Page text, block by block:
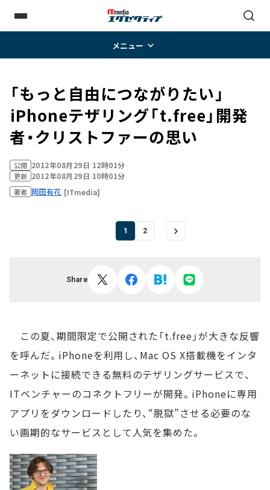
メニュー
「もっと自由につながりたい」
――iPhoneテザリング「t.free」開発
者・クリストファーの思い
公開 2012年08月29日 12時01分
更新 2012年08月29日 10時01分
著者 岡田有花 [ITmedia]
1 2
Share
この夏、期間限定で公開された「t.free」が大きな反響
を呼んだ。iPhoneを利用し、Mac OS X搭載機をインタ
ーネットに接続できる無料のテザリングサービスで、
ITベンチャーのコネクトフリーが開発。iPhoneに専用
アプリをダウンロードしたり、“脱獄”させる必要のな
い画期的なサービスとして人気を集めた。